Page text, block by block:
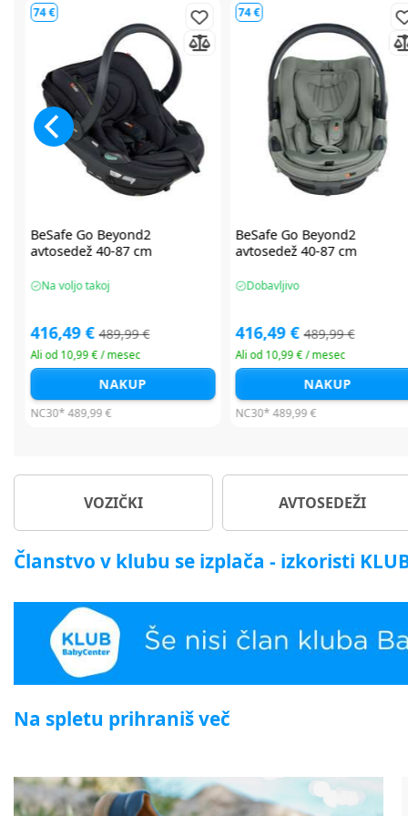
90 €
Maxi Cosi Pearl XL Slide Pro i-
Size avtosedež 61-150 cm
Na voljo takoj
359,99 € 449,99 €
Ali od 12,18 € / mesec
NAKUP
NC30*449,99 €
90 €
Maxi Cosi Pearl XL Slide Pro
Size avtosedež 61-150 cm
Na voljo takoj
359,99 € 449,99 €
Ali od 12,18 € / mesec
NAKUP
NC30*449,99 €
VOZIČKI AVTOSEDEŽI
Članstvo v klubu se izplača - izkoristi
Na spletu prihraniš več